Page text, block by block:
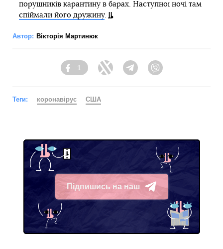
порушників карантину в барах. Наступної ночі там
спіймали його дружину.
Автор: Вікторія Мартинюк
Facebook
1
Twitter Telegram
Теги: коронавірус США
Підпишись на наш
Telegram